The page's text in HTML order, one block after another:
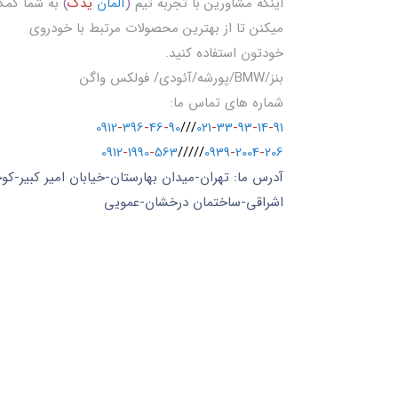
میکنن تا از بهترین محصولات مرتبط با خودروی
خودتون استفاده کنید.
بنز/BMW/پورشه/آئودی/ فولکس واگن
شماره های تماس ما:
021-33-93-14-91
///
0912-396-46-90
0939-2004-206
/////
0912-1990-563
آدرس ما: تهران-میدان بهارستان-خیابان امیر کبیر-
اشراقی-ساختمان درخشان-عمویی